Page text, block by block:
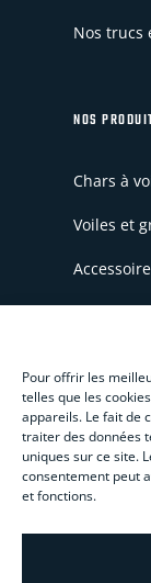
Pour offrir les
telles que les
appareils. Le fait de
traiter des données
uniques sur ce site.
consentement peut
et fonctions.
Nos trucs
NOS
Chars à
Voiles et
Pièces
Bonnes